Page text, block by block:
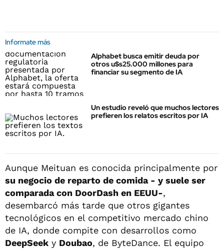
Informate más
Alphabet busca emitir deuda por
otros u$s25.000 millones para
financiar su segmento de IA
Un estudio reveló que muchos lectores
prefieren los relatos escritos por IA
Aunque Meituan es conocida principalmente por
su negocio de reparto de comida - y suele ser
comparada con DoorDash en EEUU-,
desembarcó más tarde que otros gigantes
tecnológicos en el competitivo mercado chino
de IA, donde compite con desarrollos como
DeepSeek y Doubao, de ByteDance. El equipo